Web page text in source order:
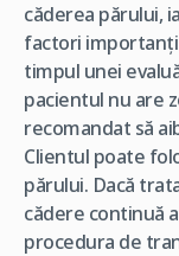
căderea părului,
factori
timpul unei
pacientul nu are
recomandat să
Clientul poate
părului. Dacă
cădere continuă
procedura de